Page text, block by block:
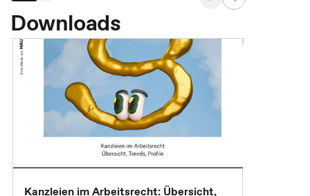
Downloads
Kanzleien im Arbeitsrecht: Übersicht,